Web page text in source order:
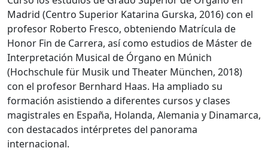
Madrid (Centro Superior Katarina Gurska, 2016) con el
profesor Roberto Fresco, obteniendo Matrícula de
Honor Fin de Carrera, así como estudios de Máster de
Interpretación Musical de Órgano en Múnich
(Hochschule für Musik und Theater München, 2018)
con el profesor Bernhard Haas. Ha ampliado su
formación asistiendo a diferentes cursos y clases
magistrales en España, Holanda, Alemania y Dinamarca,
con destacados intérpretes del panorama
internacional.